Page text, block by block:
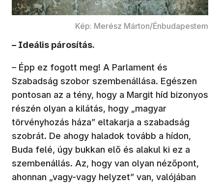
Kép: Merész Márton/Énbudapestem
– Ideális párosítás.
– Épp ez fogott meg! A Parlament és
Szabadság szobor szembenállása. Egészen
pontosan az a tény, hogy a Margit híd bizonyos
részén olyan a kilátás, hogy „magyar
törvényhozás háza” eltakarja a szabadság
szobrát. De ahogy haladok tovább a hídon,
Buda felé, úgy bukkan elő és alakul ki ez a
szembenállás. Az, hogy van olyan nézőpont,
ahonnan „vagy-vagy helyzet” van, valójában